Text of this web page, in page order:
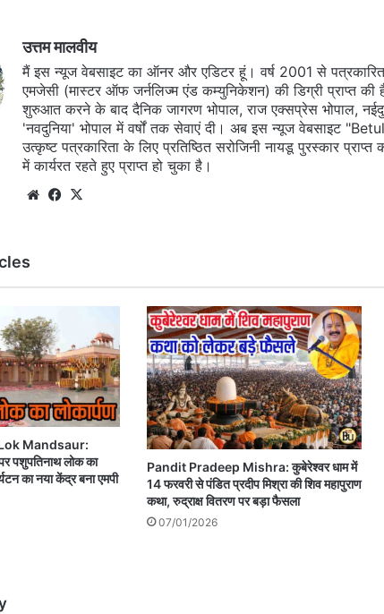
उत्तम मालवीय
मैं इस न्यूज वेबसाइट का ऑनर और एडिटर हूं। वर्ष 2001 से
एमजेसी (मास्टर ऑफ जर्नलिज्म एंड कम्युनिकेशन) की डिग्री प्राप्त
शुरुआत करने के बाद दैनिक जागरण भोपाल, राज एक्सप्रेस भोपाल,
'नवदुनिया' भोपाल में वर्षों तक सेवाएं दी। अब इस न्यूज वेबसाइट
उत्कृष्ट पत्रकारिता के लिए प्रतिष्ठित सरोजिनी नायडू पुरस्कार
में कार्यरत रहते हुए प्राप्त हो चुका है।
WebsiteFacebook
Mandsaur:
पशुपतिनाथ लोक का
का नया केंद्र बना एमपी
Pandit Pradeep Mishra: कुबेरेश्वर धाम में
14 फरवरी से पंडित प्रदीप मिश्रा की शिव महापुराण
कथा, रुद्राक्ष वितरण पर बड़ा फैसला
07/01/2026